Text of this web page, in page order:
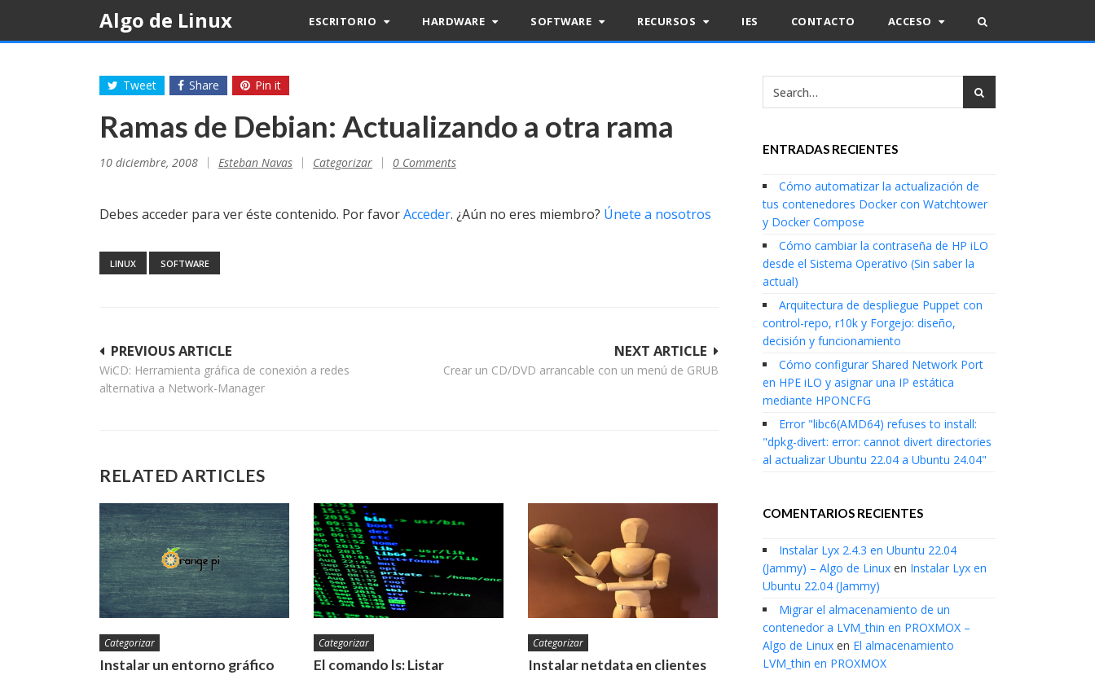
content
Algo de Linux ESCRITORIO HARDWARE SOFTWARE RECURSOS IES CONTACTO ACCESO
Tweet Share Pin it
Ramas de Debian: Actualizando a otra rama
10 diciembre, 2008 Esteban Navas Categorizar 0 Comments
Debes acceder para ver éste contenido. Por favorAcceder. ¿Aún no eres miembro? Únete a nosotros
LINUX SOFTWARE
Navegación
de
NEXT ARTICLE
Crear un CD/DVD arrancable con un menú de GRUB
PREVIOUS ARTICLE
WiCD: Herramienta gráfica de conexión a redes
alternativa a Network-Manager
RELATED ARTICLES
Categorizar
Instalar un entorno gráfico
Categorizar
El comando ls: Listar
Categorizar
Instalar netdata en clientes
ENTRADAS RECIENTES
Cómo automatizar la actualización de
tus contenedores Docker con Watchtower
y Docker Compose
Cómo cambiar la contraseña de HP iLO
desde el Sistema Operativo (Sin saber la
actual)
Arquitectura de despliegue Puppet con
control-repo, r10k y Forgejo: diseño,
decisión y funcionamiento
Cómo configurar Shared Network Port
en HPE iLO y asignar una IP estática
mediante HPONCFG
Error "libc6(AMD64) refuses to install:
"dpkg-divert: error: cannot divert directories
al actualizar Ubuntu 22.04 a Ubuntu 24.04"
COMENTARIOS RECIENTES
Instalar Lyx 2.4.3 en Ubuntu 22.04
(Jammy) – Algo de Linux en Instalar Lyx en
Ubuntu 22.04 (Jammy)
Migrar el almacenamiento de un
contenedor a LVM_thin en PROXMOX –
Algo de Linux en El almacenamiento
LVM_thin en PROXMOX